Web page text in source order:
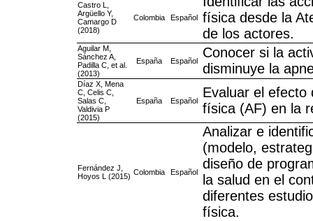
Castro L,
Argüello Y,
Camargo D
(2018)
Colombia Español
física desde la
de los actores.
Aguilar M,
Sánchez A,
Padilla C, et al.
(2013)
España Español
Conocer si la
disminuye la
Díaz X, Mena
C, Celis C,
Salas C,
Valdivia P
(2015)
España Español
Evaluar el efecto
física (AF) en la
Fernández J,
Hoyos L (2015) Colombia Español
Analizar e
(modelo,
diseño de
la salud en el
diferentes
física.